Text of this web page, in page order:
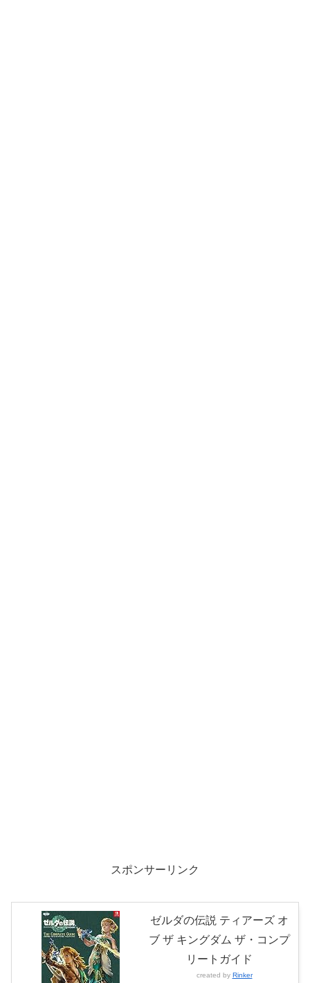
スポンサーリンク
ゼルダの伝説 ティアーズ オ
ブ ザ キングダム ザ・コンプ
リートガイド
created by Rinker